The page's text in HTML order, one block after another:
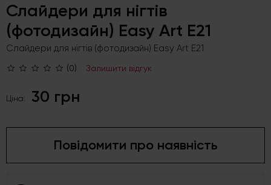
Слайдери для нігтів
(фотодизайн) Easy Art E21
Слайдери для нігтів (фотодизайн) Easy Art E21
(0) Залишити відгук
Ціна: 30 грн
Повідомити про наявність